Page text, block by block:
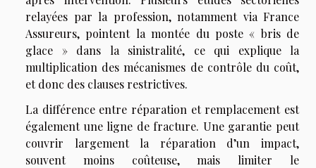
relayées par la profession, notamment via France
Assureurs, pointent la montée du poste « bris de
glace » dans la sinistralité, ce qui explique la
multiplication des mécanismes de contrôle du coût,
et donc des clauses restrictives.
La différence entre réparation et remplacement est
également une ligne de fracture. Une garantie peut
couvrir largement la réparation d’un impact,
souvent moins coûteuse, mais limiter le